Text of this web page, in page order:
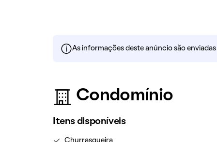
As informações deste anúncio são
Condomínio
Itens disponíveis
Churrasqueira